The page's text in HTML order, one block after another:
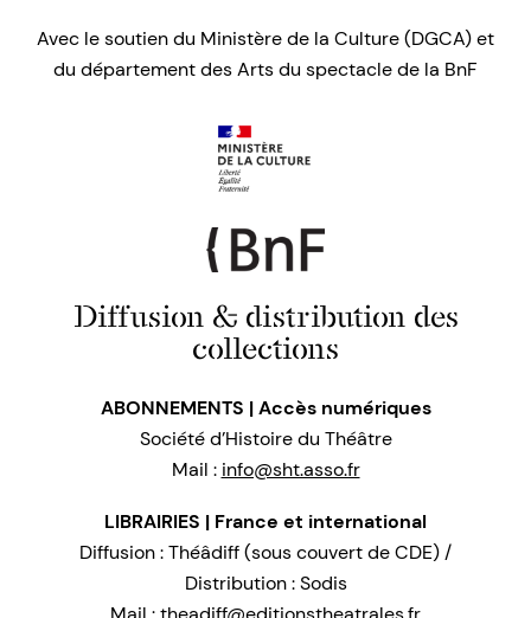
Avec le soutien du Ministère de la Culture (DGCA) et
du département des Arts du spectacle de la BnF
Diffusion & distribution des
collections
ABONNEMENTS | Accès numériques
Société d’Histoire du Théâtre
Mail : info@sht.asso.fr
LIBRAIRIES | France et international
Diffusion : Théâdiff (sous couvert de CDE) /
Distribution : Sodis